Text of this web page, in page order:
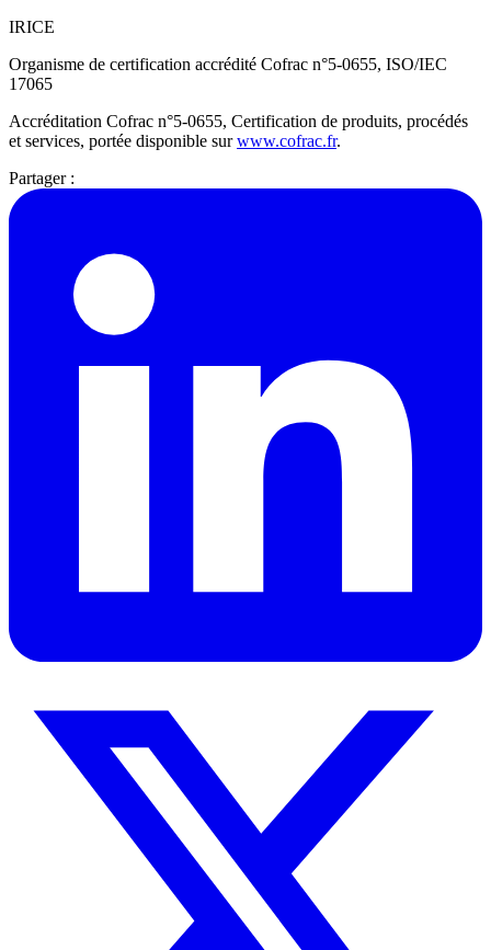
IRICE
Organisme de certification accrédité Cofrac n°5-0655, ISO/IEC
17065
Accréditation Cofrac n°5-0655, Certification de produits, procédés
et services, portée disponible surwww.cofrac.fr.
Partager :